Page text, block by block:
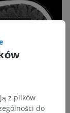
z plików
do